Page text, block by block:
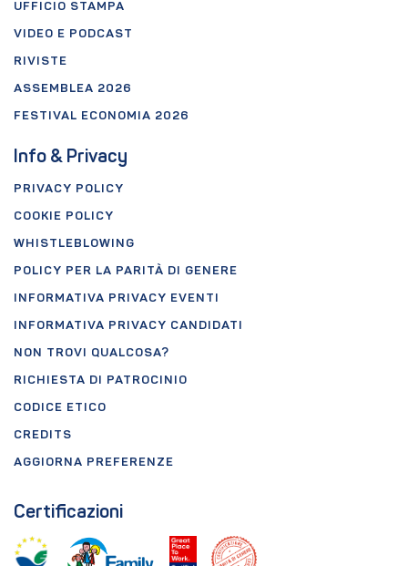
UFFICIO STAMPA
VIDEO E PODCAST
RIVISTE
ASSEMBLEA 2026
FESTIVAL ECONOMIA 2026
Info & Privacy
PRIVACY POLICY
COOKIE POLICY
WHISTLEBLOWING
POLICY PER LA PARITÀ DI GENERE
INFORMATIVA PRIVACY EVENTI
INFORMATIVA PRIVACY CANDIDATI
NON TROVI QUALCOSA?
RICHIESTA DI PATROCINIO
CODICE ETICO
CREDITS
AGGIORNA PREFERENZE
Certificazioni